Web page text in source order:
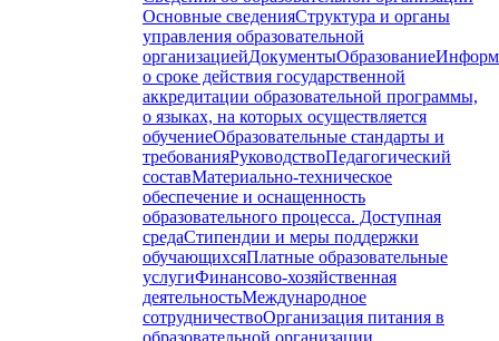
Основные сведенияСтруктура и органы
управления образовательной
организациейДокументыОбразование
о сроке действия государственной
аккредитации образовательной программы,
о языках, на которых осуществляется
обучениеОбразовательные стандарты и
требованияРуководствоПедагогический
составМатериально-техническое
обеспечение и оснащенность
образовательного процесса. Доступная
средаСтипендии и меры поддержки
обучающихсяПлатные образовательные
услугиФинансово-хозяйственная
деятельностьМеждународное
сотрудничествоОрганизация питания в
образовательной организации